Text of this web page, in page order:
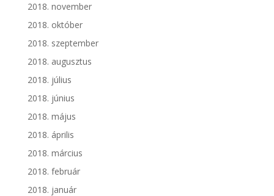
2018. november
2018. október
2018. szeptember
2018. augusztus
2018. július
2018. június
2018. május
2018. április
2018. március
2018. február
2018. január